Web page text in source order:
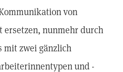
von
ersetzen, nunmehr durch
mit zwei gänzlich
und -